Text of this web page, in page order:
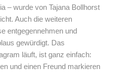
– wurde von Tajana Bollhorst
Auch die weiteren
entgegennehmen und
gewürdigt. Das
läuft, ist ganz einfach:
und einen Freund markieren